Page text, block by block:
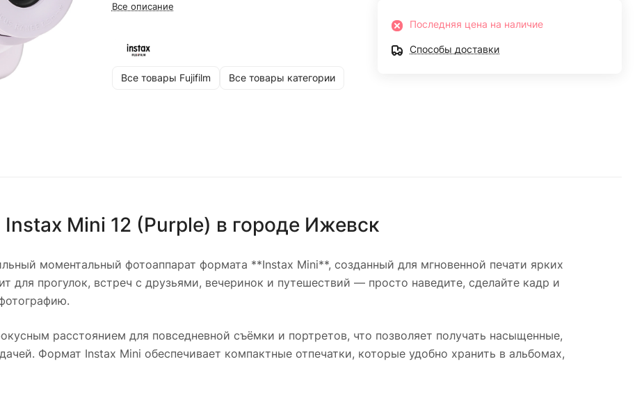
Все описание
Все товары Fujifilm Все товары категории
Последняя цена на наличие
Способы доставки
Mini 12 (Purple) в городе Ижевск
моментальный фотоаппарат формата **Instax Mini**, созданный для мгновенной печати ярких
для прогулок, встреч с друзьями, вечеринок и путешествий — просто наведите, сделайте кадр и
расстоянием для повседневной съёмки и портретов, что позволяет получать насыщенные,
Формат Instax Mini обеспечивает компактные отпечатки, которые удобно хранить в альбомах,